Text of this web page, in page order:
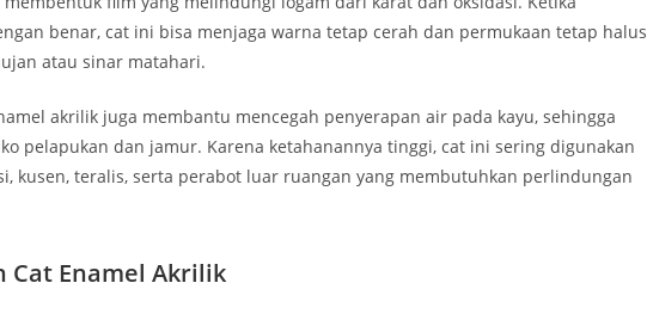
benar, cat ini bisa menjaga warna tetap cerah dan permukaan tetap halus
atau sinar matahari.
akrilik juga membantu mencegah penyerapan air pada kayu, sehingga
pelapukan dan jamur. Karena ketahanannya tinggi, cat ini sering digunakan
kusen, teralis, serta perabot luar ruangan yang membutuhkan perlindungan
Cat Enamel Akrilik